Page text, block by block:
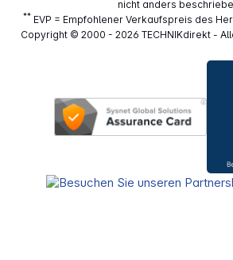
nicht anders
**EVP = Empfohlener Verkaufspreis des
Copyright © 2000 - 2026 TECHNIKdirekt -